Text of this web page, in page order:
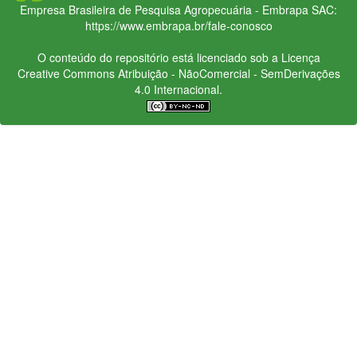
Empresa Brasileira de Pesquisa Agropecuária - Embrapa SAC:
https://www.embrapa.br/fale-conosco
O conteúdo do repositório está licenciado sob a Licença
Creative CommonsAtribuição - NãoComercial - SemDerivações
4.0 Internacional.